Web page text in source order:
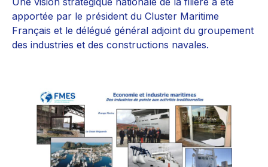
apportée par le président du Cluster Maritime
Français et le délégué général adjoint du groupement
des industries et des constructions navales.